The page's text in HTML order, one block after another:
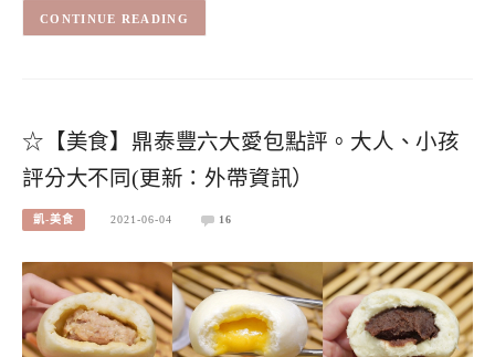
CONTINUE READING
☆【美食】鼎泰豐六大愛包點評。大人、小孩
評分大不同(更新：外帶資訊）
凱-美食 2021-06-04 16